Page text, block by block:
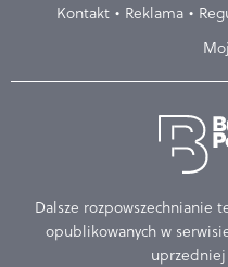
Kontakt Reklama
Dalsze rozpowszechnianie
opublikowanych w
uprzedniej